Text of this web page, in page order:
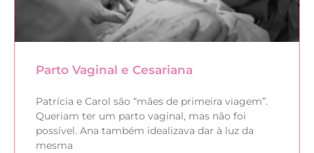
Parto Vaginal e Cesariana
Patrícia e Carol são “mães de primeira viagem”.
Queriam ter um parto vaginal, mas não foi
possível. Ana também idealizava dar à luz da
mesma